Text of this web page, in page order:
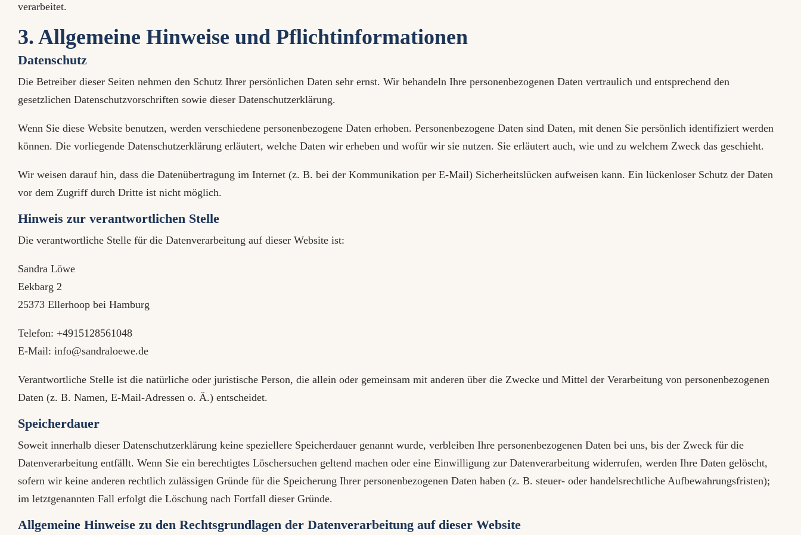
verarbeitet.
3. Allgemeine Hinweise und Pflicht­informationen
Datenschutz
Die Betreiber dieser Seiten nehmen den Schutz Ihrer persönlichen Daten sehr ernst. Wir behandeln Ihre personenbezogenen Daten vertraulich und entsprechend den
gesetzlichen Datenschutzvorschriften sowie dieser Datenschutzerklärung.
Wenn Sie diese Website benutzen, werden verschiedene personenbezogene Daten erhoben. Personenbezogene Daten sind Daten, mit denen Sie persönlich identifiziert werden
können. Die vorliegende Datenschutzerklärung erläutert, welche Daten wir erheben und wofür wir sie nutzen. Sie erläutert auch, wie und zu welchem Zweck das geschieht.
Wir weisen darauf hin, dass die Datenübertragung im Internet (z. B. bei der Kommunikation per E-Mail) Sicherheitslücken aufweisen kann. Ein lückenloser Schutz der Daten
vor dem Zugriff durch Dritte ist nicht möglich.
Hinweis zur verantwortlichen Stelle
Die verantwortliche Stelle für die Datenverarbeitung auf dieser Website ist:
Sandra Löwe
Eekbarg 2
25373 Ellerhoop bei Hamburg
Telefon: +4915128561048
E-Mail: info@sandraloewe.de
Verantwortliche Stelle ist die natürliche oder juristische Person, die allein oder gemeinsam mit anderen über die Zwecke und Mittel der Verarbeitung von personenbezogenen
Daten (z. B. Namen, E-Mail-Adressen o. Ä.) entscheidet.
Speicherdauer
Soweit innerhalb dieser Datenschutzerklärung keine speziellere Speicherdauer genannt wurde, verbleiben Ihre personenbezogenen Daten bei uns, bis der Zweck für die
Datenverarbeitung entfällt. Wenn Sie ein berechtigtes Löschersuchen geltend machen oder eine Einwilligung zur Datenverarbeitung widerrufen, werden Ihre Daten gelöscht,
sofern wir keine anderen rechtlich zulässigen Gründe für die Speicherung Ihrer personenbezogenen Daten haben (z. B. steuer- oder handelsrechtliche Aufbewahrungsfristen);
im letztgenannten Fall erfolgt die Löschung nach Fortfall dieser Gründe.
Allgemeine Hinweise zu den Rechtsgrundlagen der Datenverarbeitung auf dieser Website